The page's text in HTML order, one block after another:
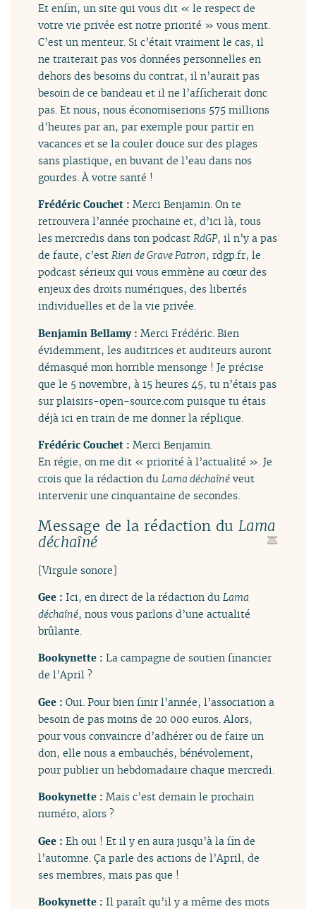
Et enfin, un site qui vous dit « le respect de
votre vie privée est notre priorité » vous ment.
C’est un menteur. Si c’était vraiment le cas, il
ne traiterait pas vos données personnelles en
dehors des besoins du contrat, il n’aurait pas
besoin de ce bandeau et il ne l’afficherait donc
pas. Et nous, nous économiserions 575 millions
d’heures par an, par exemple pour partir en
vacances et se la couler douce sur des plages
sans plastique, en buvant de l’eau dans nos
gourdes. À votre santé !
Frédéric Couchet :Merci Benjamin. On te
retrouvera l’année prochaine et, d’ici là, tous
les mercredis dans ton podcastRdGP, il n’y a pas
de faute, c’estRien de Grave Patron, rdgp.fr, le
podcast sérieux qui vous emmène au cœur des
enjeux des droits numériques, des libertés
individuelles et de la vie privée.
Benjamin Bellamy :Merci Frédéric. Bien
évidemment, les auditrices et auditeurs auront
démasqué mon horrible mensonge ! Je précise
que le 5 novembre, à 15 heures 45, tu n’étais pas
sur plaisirs-open-source.com puisque tu étais
déjà ici en train de me donner la réplique.
Frédéric Couchet :Merci Benjamin.
En régie, on me dit « priorité à l’actualité ». Je
crois que la rédaction duLama déchaîné veut
intervenir une cinquantaine de secondes.
Message de la rédaction duLama
déchaîné
[Virgule sonore]
Gee :Ici, en direct de la rédaction duLama
déchaîné, nous vous parlons d’une actualité
brûlante.
Bookynette :La campagne de soutien financier
de l’April ?
Gee :Oui. Pour bien finir l’année, l’association a
besoin de pas moins de 20 000 euros. Alors,
pour vous convaincre d’adhérer ou de faire un
don, elle nous a embauchés, bénévolement,
pour publier un hebdomadaire chaque mercredi.
Bookynette :Mais c’est demain le prochain
numéro, alors ?
Gee :Eh oui ! Et il y en aura jusqu’à la fin de
l’automne. Ça parle des actions de l’April, de
ses membres, mais pas que !
Bookynette :Il paraît qu’il y a même des mots